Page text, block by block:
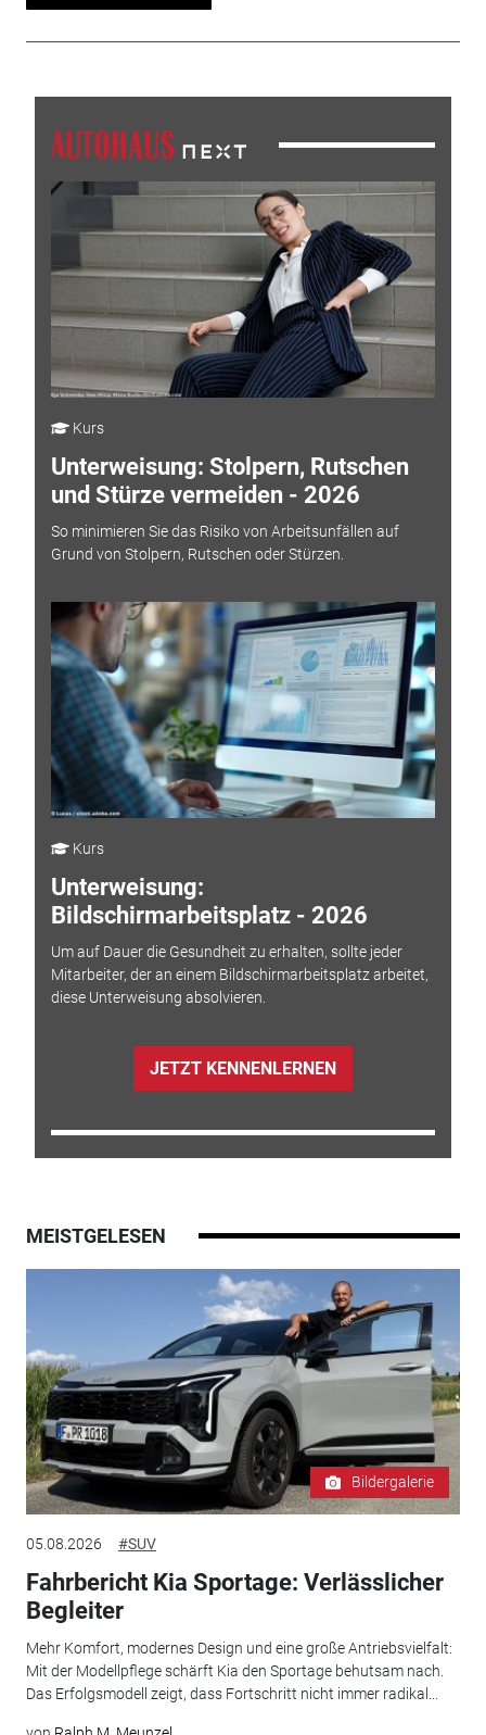
Kurs
Unterweisung: Stolpern, Rutschen
und Stürze vermeiden - 2026
So minimieren Sie das Risiko von Arbeitsunfällen auf
Grund von Stolpern, Rutschen oder Stürzen.
Kurs
Unterweisung:
Bildschirmarbeitsplatz - 2026
Um auf Dauer die Gesundheit zu erhalten, sollte jeder
Mitarbeiter, der an einem Bildschirmarbeitsplatz arbeitet,
diese Unterweisung absolvieren.
JETZT KENNENLERNEN
MEISTGELESEN
Bildergalerie
05.08.2026 #SUV
Fahrbericht Kia Sportage: Verlässlicher
Begleiter
Mehr Komfort, modernes Design und eine große Antriebsvielfalt:
Mit der Modellpflege schärft Kia den Sportage behutsam nach.
Das Erfolgsmodell zeigt, dass Fortschritt nicht immer radikal...